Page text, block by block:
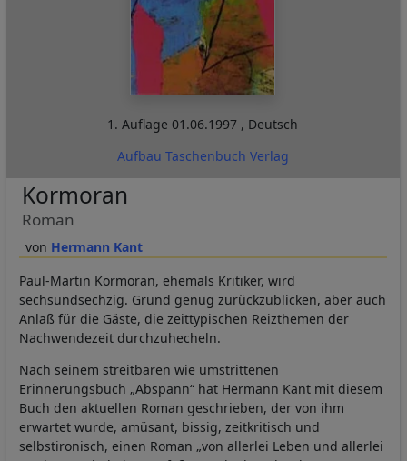
1. Auflage01.06.1997 , Deutsch
Aufbau Taschenbuch Verlag
Hermann Kant
Kormoran
Roman
Paul-Martin Kormoran, ehemals Kritiker, wird
sechsundsechzig. Grund genug zurückzublicken, aber auch
Anlaß für die Gäste, die zeittypischen Reizthemen der
Nachwendezeit durchzuhecheln.
Nach seinem streitbaren wie umstrittenen
Erinnerungsbuch „Abspann“ hat Hermann Kant mit diesem
Buch den aktuellen Roman geschrieben, der von ihm
erwartet wurde, amüsant, bissig, zeitkritisch und
selbstironisch, einen Roman „von allerlei Leben und allerlei